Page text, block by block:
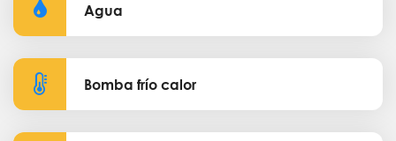
Agua
Bomba frío calor